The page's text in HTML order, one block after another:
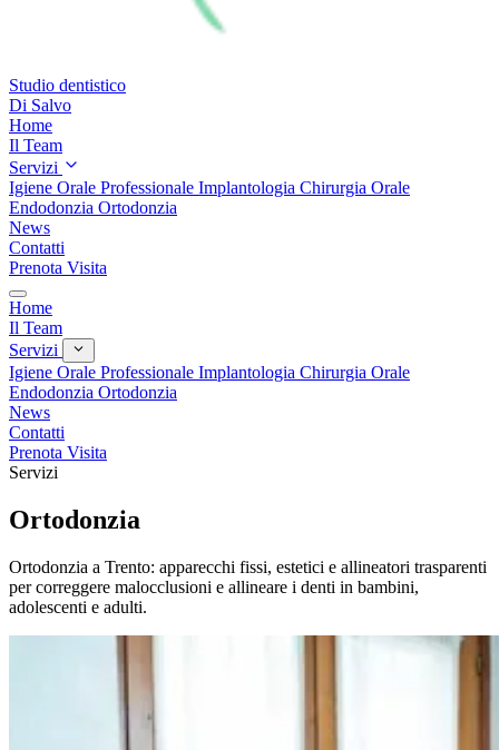
Studio dentistico
Di Salvo
Home
Il Team
Servizi
Igiene Orale Professionale Implantologia Chirurgia Orale
Endodonzia Ortodonzia
News
Contatti
Prenota Visita
Home
Il Team
Servizi
Igiene Orale Professionale Implantologia Chirurgia Orale
Endodonzia Ortodonzia
News
Contatti
Prenota Visita
Servizi
Ortodonzia
Ortodonzia a Trento: apparecchi fissi, estetici e allineatori trasparenti
per correggere malocclusioni e allineare i denti in bambini,
adolescenti e adulti.